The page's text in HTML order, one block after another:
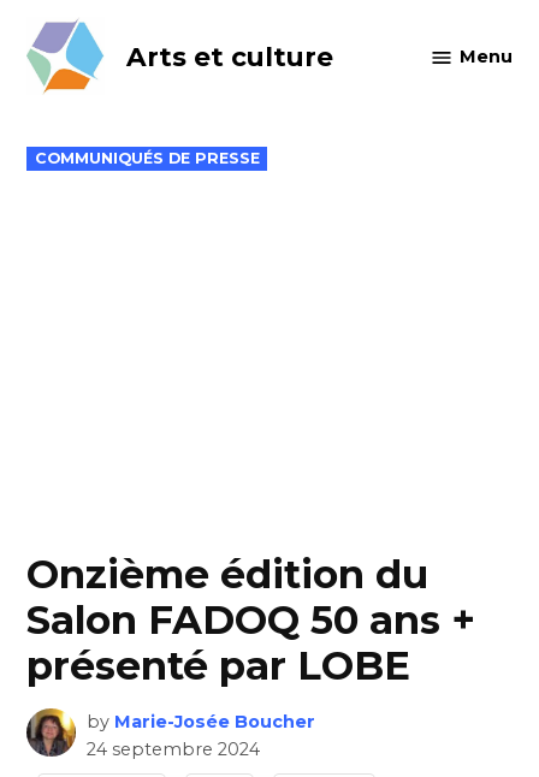
content
Arts et culture Menu
POSTED
IN
COMMUNIQUÉS DE PRESSE
Onzième édition du
Salon FADOQ 50 ans +
présenté par LOBE
by Marie-Josée Boucher
24 septembre 2024